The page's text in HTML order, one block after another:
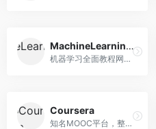
MachineLearningMastery
机器学习全面教程网站，专注于实用技能教学。面向开发者，提供机器学习算法、Python实现、项目实战等教程，实用性强。
Coursera
知名MOOC平台，整合全球顶尖大学课程资源。面向学习者，提供AI、机器学习、深度学习等课程，证书认可度高，课程质量专业。